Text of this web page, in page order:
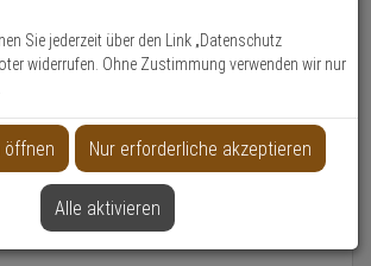
Sie jederzeit über den Link „Datenschutz
widerrufen. Ohne Zustimmung verwenden wir nur
öffnen Nur erforderliche akzeptieren
Alle aktivieren